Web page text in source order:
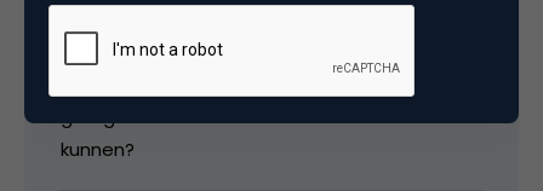
“who is” bracht aan het licht dat de
kunnen?